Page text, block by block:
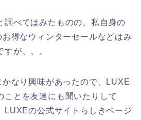
調べてはみたものの、私自身の
得なウィンターセールなどはみ
が、、、
なり興味があったので、LUXE
ことを友達にも聞いたりして
LUXEの公式サイトらしきページ